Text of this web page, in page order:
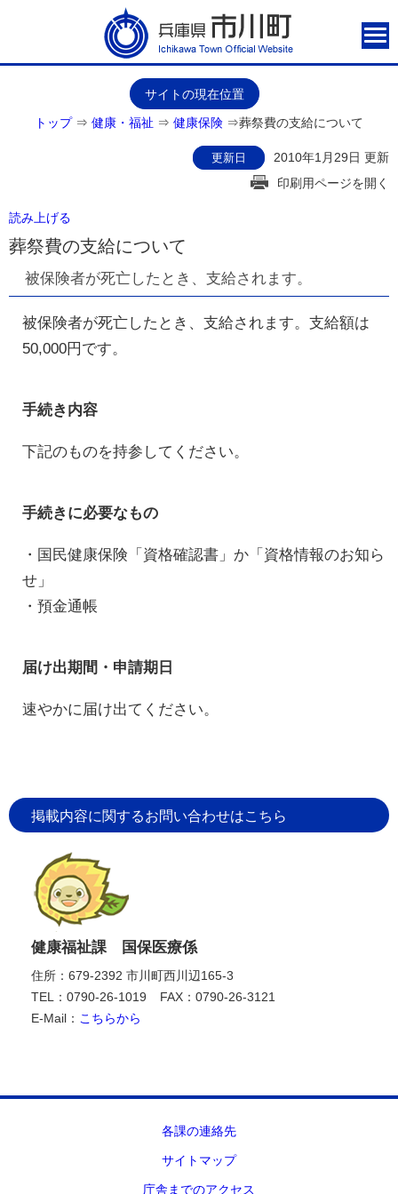
サイトの現在位置
トップ⇒ 健康・福祉 ⇒ 健康保険 ⇒葬祭費の支給について
更新日
2010年1月29日 更新
印刷用ページを開く
読み上げる
葬祭費の支給について
被保険者が死亡したとき、支給されます。
被保険者が死亡したとき、支給されます。支給額は
50,000円です。
手続き内容
下記のものを持参してください。
手続きに必要なもの
・国民健康保険「資格確認書」か「資格情報のお知ら
せ」
・預金通帳
届け出期間・申請期日
速やかに届け出てください。
掲載内容に関するお問い合わせはこちら
健康福祉課 国保医療係
住所：679-2392 市川町西川辺165-3
TEL：0790-26-1019
FAX：0790-26-3121
E-Mail： こちらから
各課の連絡先
サイトマップ
庁舎までのアクセス